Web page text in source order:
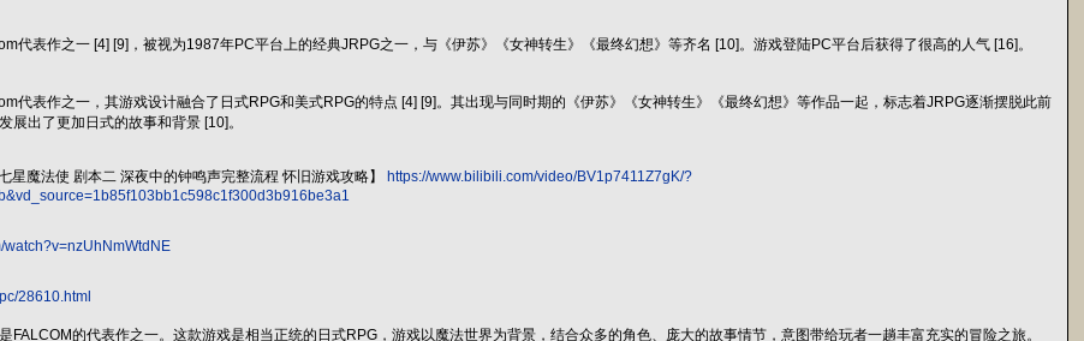
代表作之一 [4] [9]，被视为1987年PC平台上的经典JRPG之一，与《伊苏》《女神转生》《最终幻想》等齐名 [10]。游戏登陆PC平台后获得了很高的人气 [16]。
代表作之一，其游戏设计融合了日式RPG和美式RPG的特点 [4] [9]。其出现与同时期的《伊苏》《女神转生》《最终幻想》等作品一起，标志着JRPG逐渐摆脱此前
展出了更加日式的故事和背景 [10]。
星魔法使 剧本二 深夜中的钟鸣声完整流程 怀旧游戏攻略】
https://www.bilibili.com/video/BV1p7411Z7gK/?
watch?v=nzUhNmWtdNE
28610.html
FALCOM的代表作之一。这款游戏是相当正统的日式RPG，游戏以魔法世界为背景，结合众多的角色、庞大的故事情节，意图带给玩者一趟丰富充实的冒险之旅。